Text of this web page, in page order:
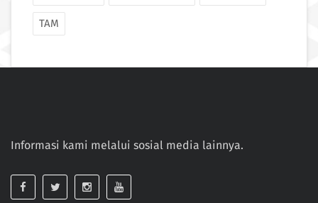
TAM
Informasi kami melalui sosial media lainnya.